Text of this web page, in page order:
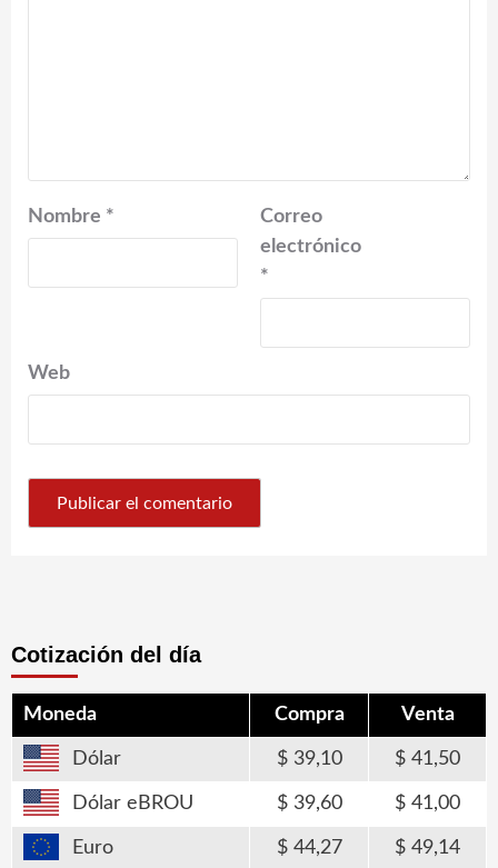
Nombre *
Correo
electrónico
*
Web
Cotización del día
Moneda Compra Venta
Dólar 39,10 41,50
Dólar eBROU 39,60 41,00
Euro 44,27 49,14